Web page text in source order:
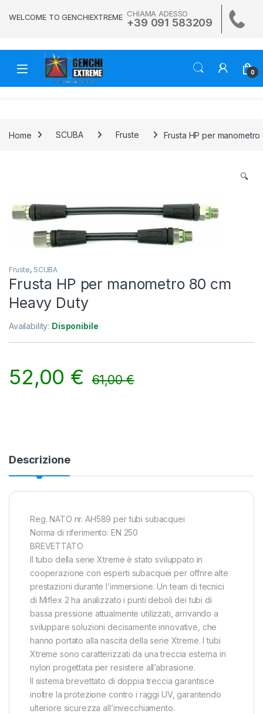
WELCOME TO GENCHIEXTREME CHIAMA ADESSO
+39 091 583209
0
Home SCUBA Fruste Frusta HP per
🔍
Fruste, SCUBA
Frusta HP per manometro 80 cm
Heavy Duty
Availability: Disponibile
52,00 € 61,00€
Descrizione
Reg. NATO nr. AH589 per tubi subacquei
Norma di riferimento: EN 250
BREVETTATO
Il tubo della serie Xtreme è stato sviluppato in
cooperazione con esperti subacquei per offrire alte
prestazioni durante l’immersione. Un team di tecnici
di Miflex 2 ha analizzato i punti deboli dei tubi di
bassa pressione attualmente utilizzati, arrivando a
sviluppare soluzioni decisamente innovative, che
hanno portato alla nascita della serie Xtreme. I tubi
Xtreme sono caratterizzati da una treccia esterna in
nylon progettata per resistere all’abrasione.
Il sistema brevettato di doppia treccia garantisce
inoltre la protezione contro i raggi UV, garantendo
ulteriore sicurezza all’invecchiamento.